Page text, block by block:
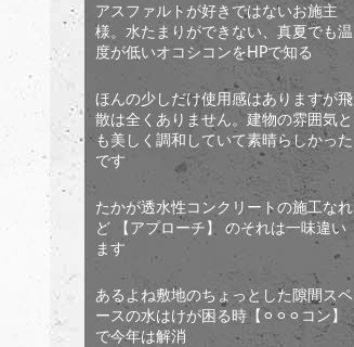
アスファルトが好きではないお施主
様。水たまりができない、真夏でも温
度が低いオコシコンをHPで知る
ほんの少しだけ使用感はありますが飛
散は全くありません。建物の雰囲気と
も美しく調和していて素晴らしかった
です
たかが透水性コンクリートの施工なれ
ど 【アプローチ】 のそれは一味違い
ます
あるよね敷地のちょっとした隙間スペ
ースの水はけが困る時【⚪︎⚪︎⚪︎コン】
で今年は解消